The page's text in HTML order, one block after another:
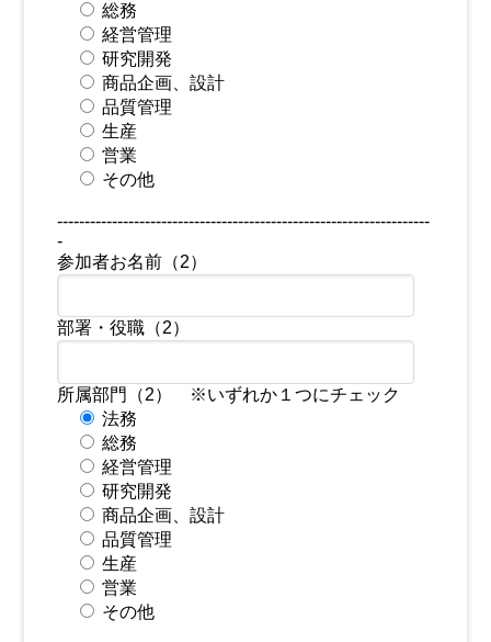
総務
経営管理
研究開発
商品企画、設計
品質管理
生産
営業
その他
--------------------------------------------------------------------
-
参加者お名前（2）
部署・役職（2）
所属部門（2） ※いずれか１つにチェック
法務
総務
経営管理
研究開発
商品企画、設計
品質管理
生産
営業
その他